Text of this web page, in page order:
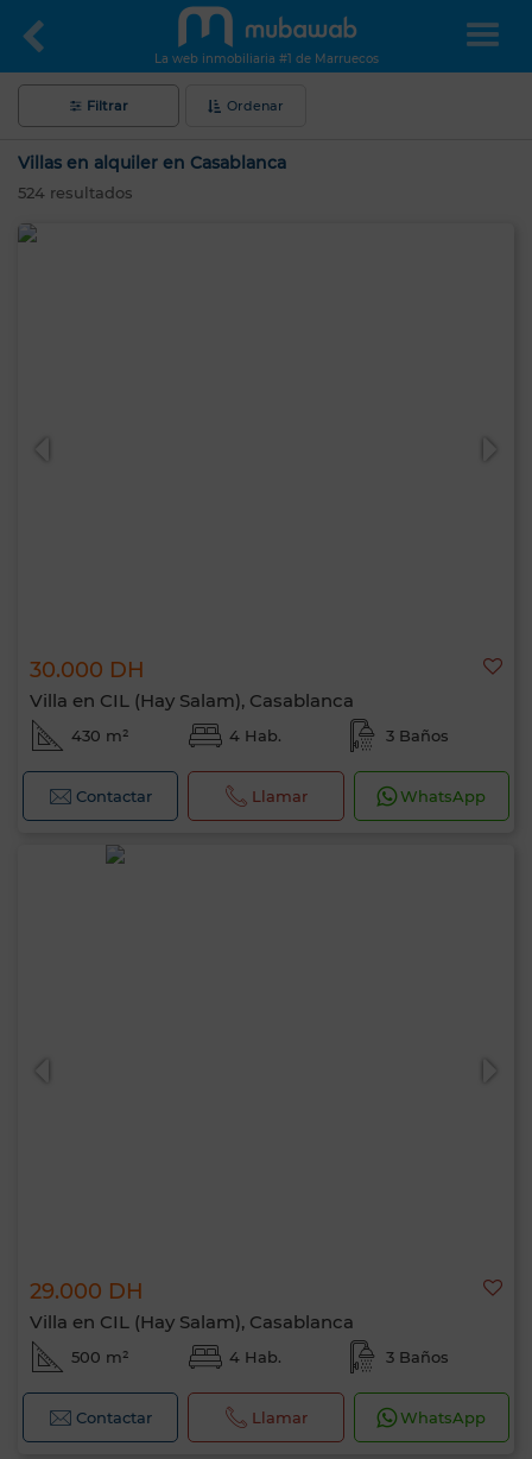
La web inmobiliaria #1 de Marruecos
Filtrar Ordenar
Villas en alquiler en Casablanca
524 resultados
30.000 DH
Villa en CIL (Hay Salam), Casablanca
430 m² 4 Hab. 3 Baños
Contactar Llamar WhatsApp
29.000 DH
Villa en CIL (Hay Salam), Casablanca
500 m² 4 Hab. 3 Baños
Contactar Llamar WhatsApp